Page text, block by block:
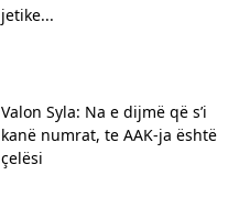
jetike...
Valon Syla: Na e dijmë që s’i
kanë numrat, te AAK-ja është
çelësi